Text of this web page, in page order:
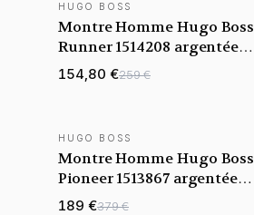
NOUVEAUTÉ
HUGO BOSS
Montre Homme Hugo Boss
Runner 1514208 argentée
bracelet Maillons acier
154,80 €259 €
NOUVEAUTÉ
HUGO BOSS
Montre Homme Hugo Boss
Pioneer 1513867 argentée
bracelet maillons acier
189 €379 €